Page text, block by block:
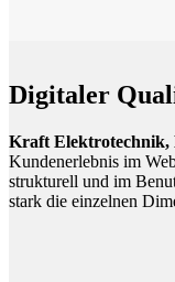
Digitaler
Kraft Elektrotechnik,
Kundenerlebnis im
strukturell und im
stark die einzelnen